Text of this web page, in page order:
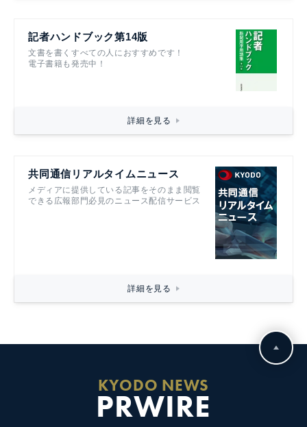
記者ハンドブック第14版
文書を書くすべての人におすすめです！
電子書籍も発売中！
詳細を見る
共同通信リアルタイムニュース
メディアに提供している記事をそのまま閲覧
できる広報部門必見のニュース配信サービス
詳細を見る
KYODO NEWS
PRWIRE